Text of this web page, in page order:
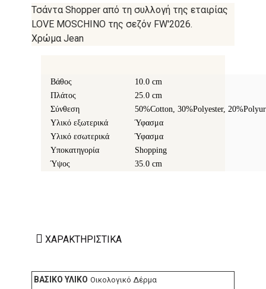
Τσάντα Shopper από τη συλλογή της εταιρίας
LOVE MOSCHINO της σεζόν FW'2026.
Χρώμα Jean
Βάθος
10.0 cm
Πλάτος
25.0 cm
Σύνθεση
50%Cotton, 30%Polyester,
Υλικό εξωτερικά
Ύφασμα
Υλικό εσωτερικά
Ύφασμα
Υποκατηγορία
Shopping
Ύψος
35.0 cm
ΧΑΡΑΚΤΗΡΙΣΤΙΚΆ
ΒΑΣΙΚΌ ΥΛΙΚΌ Οικολογικό Δέρμα